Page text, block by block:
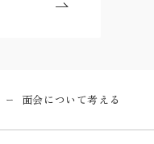
ー 面会について考える